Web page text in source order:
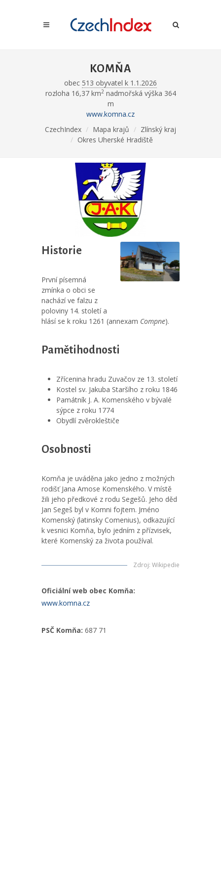
KOMŇA
obec 513 obyvatel k 1.1.2026
rozloha 16,37 km2nadmořská výška 364
m
www.komna.cz
CzechIndex
Mapa krajů
Zlínský kraj
Okres Uherské Hradiště
Historie
První písemná
zmínka o obci se
nachází ve falzu z
poloviny 14. století a
hlásí se k roku 1261 (annexam Compne).
Pamětihodnosti
Zřícenina hradu Zuvačov ze 13. století
Kostel sv. Jakuba Staršího z roku 1846
Památník J. A. Komenského v bývalé
sýpce z roku 1774
Obydlí zvěrokleštiče
Osobnosti
Komňa je uváděna jako jedno z možných
rodišť Jana Amose Komenského. V místě
žili jeho předkové z rodu Segešů. Jeho děd
Jan Segeš byl v Komni fojtem. Jméno
Komenský (latinsky Comenius), odkazující
k vesnici Komňa, bylo jedním z přízvisek,
které Komenský za života používal.
Zdroj: Wikipedie
Oficiální web obec Komňa:
www.komna.cz
PSČ Komňa: 687 71